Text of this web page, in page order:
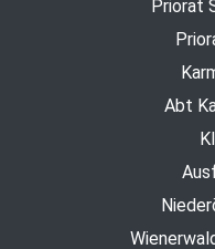
Priorat
Abt